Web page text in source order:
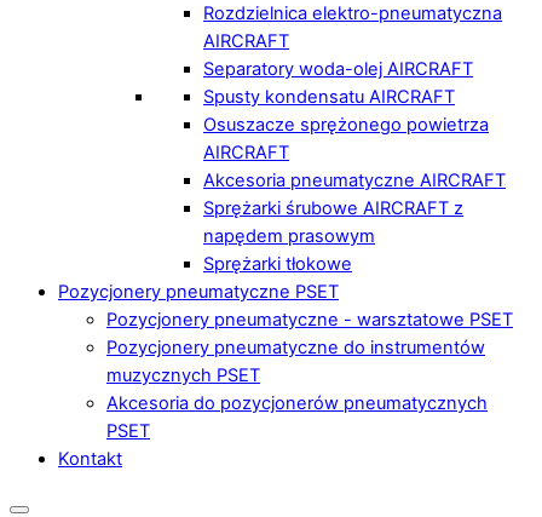
Rozdzielnica elektro-pneumatyczna
AIRCRAFT
Separatory woda-olej AIRCRAFT
Spusty kondensatu AIRCRAFT
Osuszacze sprężonego powietrza
AIRCRAFT
Akcesoria pneumatyczne AIRCRAFT
Sprężarki śrubowe AIRCRAFT z
napędem prasowym
Sprężarki tłokowe
Pozycjonery pneumatyczne PSET
Pozycjonery pneumatyczne - warsztatowe PSET
Pozycjonery pneumatyczne do instrumentów
muzycznych PSET
Akcesoria do pozycjonerów pneumatycznych
PSET
Kontakt